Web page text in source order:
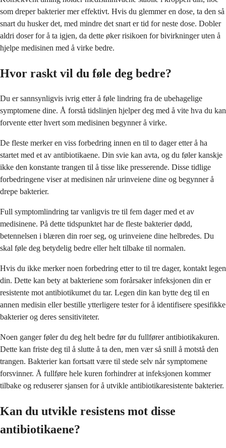
som dreper bakterier mer effektivt. Hvis du glemmer en dose, ta den så
snart du husker det, med mindre det snart er tid for neste dose. Dobler
aldri doser for å ta igjen, da dette øker risikoen for bivirkninger uten å
hjelpe medisinen med å virke bedre.
Hvor raskt vil du føle deg bedre?
Du er sannsynligvis ivrig etter å føle lindring fra de ubehagelige
symptomene dine. Å forstå tidslinjen hjelper deg med å vite hva du kan
forvente etter hvert som medisinen begynner å virke.
De fleste merker en viss forbedring innen en til to dager etter å ha
startet med et av antibiotikaene. Din svie kan avta, og du føler kanskje
ikke den konstante trangen til å tisse like presserende. Disse tidlige
forbedringene viser at medisinen når urinveiene dine og begynner å
drepe bakterier.
Full symptomlindring tar vanligvis tre til fem dager med et av
medisinene. På dette tidspunktet har de fleste bakterier dødd,
betennelsen i blæren din roer seg, og urinveiene dine helbredes. Du
skal føle deg betydelig bedre eller helt tilbake til normalen.
Hvis du ikke merker noen forbedring etter to til tre dager, kontakt legen
din. Dette kan bety at bakteriene som forårsaker infeksjonen din er
resistente mot antibiotikumet du tar. Legen din kan bytte deg til en
annen medisin eller bestille ytterligere tester for å identifisere spesifikke
bakterier og deres sensitiviteter.
Noen ganger føler du deg helt bedre før du fullfører antibiotikakuren.
Dette kan friste deg til å slutte å ta den, men vær så snill å motstå den
trangen. Bakterier kan fortsatt være til stede selv når symptomene
forsvinner. Å fullføre hele kuren forhindrer at infeksjonen kommer
tilbake og reduserer sjansen for å utvikle antibiotikaresistente bakterier.
Kan du utvikle resistens mot disse
antibiotikaene?